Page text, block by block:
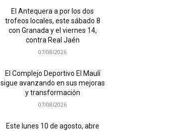
El Antequera a por los dos
trofeos locales, este sábado 8
con Granada y el viernes 14,
contra Real Jaén
07/08/2026
El Complejo Deportivo El Maulí
sigue avanzando en sus mejoras
y transformación
07/08/2026
Este lunes 10 de agosto, abre